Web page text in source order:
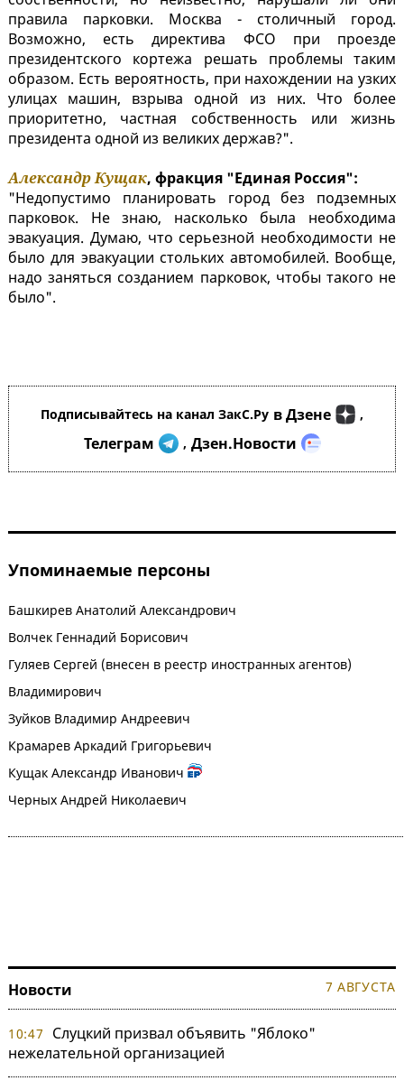
правила парковки. Москва - столичный город.
Возможно, есть директива ФСО при проезде
президентского кортежа решать проблемы таким
образом. Есть вероятность, при нахождении на узких
улицах машин, взрыва одной из них. Что более
приоритетно, частная собственность или жизнь
президента одной из великих держав?".
Александр Кущак, фракция "Единая Россия":
"Недопустимо планировать город без подземных
парковок. Не знаю, насколько была необходима
эвакуация. Думаю, что серьезной необходимости не
было для эвакуации стольких автомобилей. Вообще,
надо заняться созданием парковок, чтобы такого не
было".
Подписывайтесь на канал ЗакС.Ру в Дзене ,
Телеграм , Дзен.Новости
Упоминаемые персоны
Башкирев Анатолий Александрович
Волчек Геннадий Борисович
Гуляев Сергей (внесен в реестр иностранных агентов)
Владимирович
Зуйков Владимир Андреевич
Крамарев Аркадий Григорьевич
Кущак Александр Иванович
Черных Андрей Николаевич
Новости 7 АВГУСТА
10:47
Слуцкий призвал объявить "Яблоко"
нежелательной организацией